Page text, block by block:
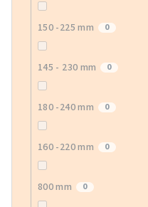
150 -225 mm 0
145 - 230 mm 0
180 -240 mm 0
160 -220 mm 0
800 mm 0